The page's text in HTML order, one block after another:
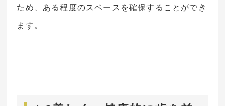
ため、ある程度のスペースを確保することができ
ます。